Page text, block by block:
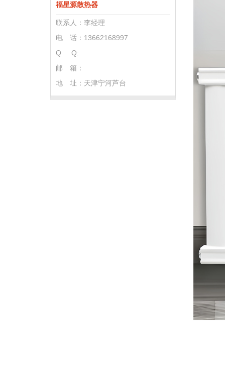
福星源散热器
联系人：李经理
电 话：13662168997
Q Q:
邮 箱：
地 址： 天津宁河芦台